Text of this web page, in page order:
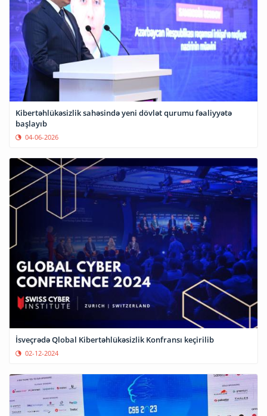
Kibertəhlükəsizlik sahəsində yeni dövlət qurumu fəaliyyətə
başlayıb
04-06-2026
İsveçrədə Qlobal Kibertəhlükəsizlik Konfransı keçirilib
02-12-2024